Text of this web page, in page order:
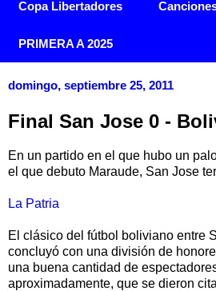
Copa Libertadores
PRIMERA A 2025
domingo, septiembre 25, 2011
Final San Jose 0 -
En un partido en el que hubo un
el que debuto Maraude, San Jose
La Patria
El clásico del fútbol boliviano entre
concluyó con una división de
una buena cantidad de
aproximadamente, que se dieron